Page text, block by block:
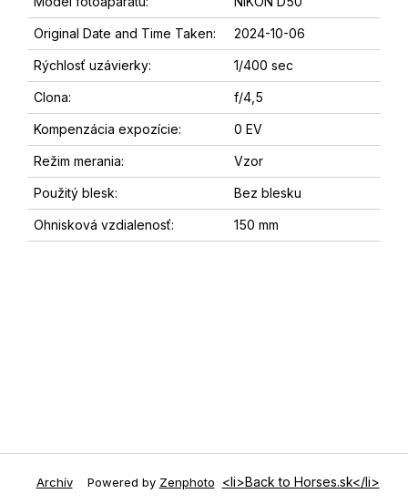
Original Date and Time Taken: 2024-10-06
Rýchlosť uzávierky: 1/400 sec
Clona: f/4,5
Kompenzácia expozície: 0 EV
Režim merania: Vzor
Použitý blesk: Bez blesku
Ohnisková vzdialenosť: 150 mm
Archív Powered by Zenphoto <li>Back to Horses.sk</li>